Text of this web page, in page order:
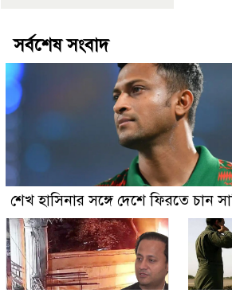
সর্বশেষ সংবাদ
শেখ হাসিনার সঙ্গে দেশে ফিরতে চান